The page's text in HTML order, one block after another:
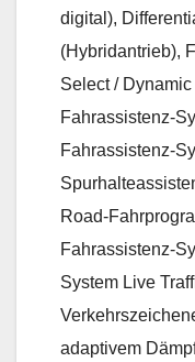
digital),
(Hybridantrieb),
Select /
Fahrassistenz-
Fahrassistenz-
Road-
Fahrassistenz-
System Live
adaptivem